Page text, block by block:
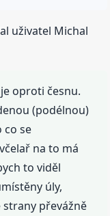
uživatel Michal
oproti česnu.
(podélnou)
co se
na to má
to viděl
úly,
převážně